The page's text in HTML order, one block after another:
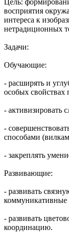
восприятия
интереса к
нетрадиционных
Задачи:
Обучающие:
- расширять и
особых свойствах
- активизировать
-
способами
- закреплять
Развивающие:
- развивать
- развивать
координацию.